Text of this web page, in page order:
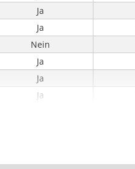
Ja
Ja
Nein
Ja
Ja
Ja
-